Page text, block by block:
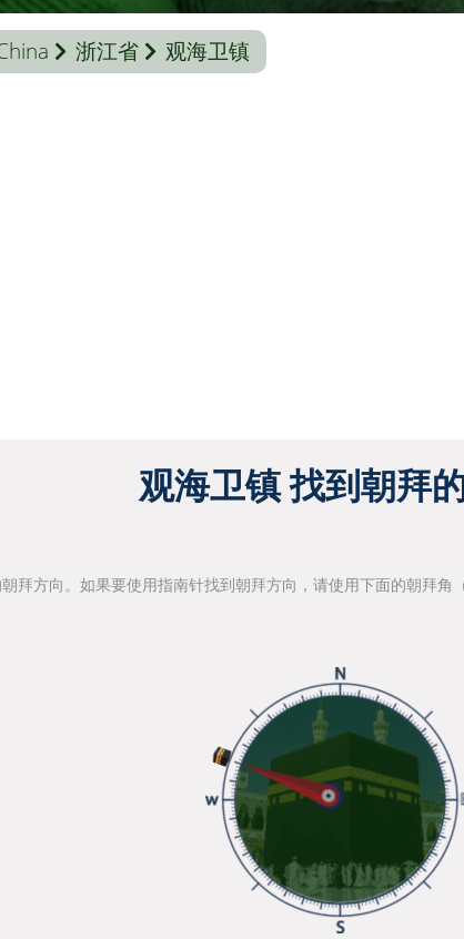
浙江省 观海卫镇
观海卫镇 找到朝拜
拜方向。如果要使用指南针找到朝拜方向，请使用下面的朝拜